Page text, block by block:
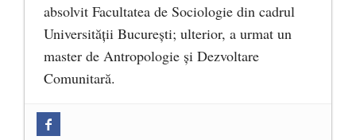
absolvit Facultatea de Sociologie din cadrul
Universității București; ulterior, a urmat un
master de Antropologie și Dezvoltare
Comunitară.